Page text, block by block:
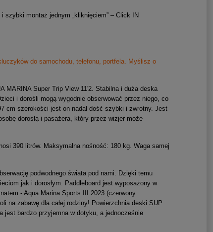
montaż jednym „kliknięciem” – Click IN
do samochodu, telefonu, portfela. Myślisz o
MARINA Super Trip View 11'2. Stabilna i duża deska
i dorośli mogą wygodnie obserwować przez niego, co
cm szerokości jest on nadal dość szybki i zwrotny. Jest
dorosłą i pasażera, który przez wizjer może
390 litrów. Maksymalna nośność: 180 kg. Waga samej
podwodnego świata pod nami. Dzięki temu
jak i dorosłym. Paddleboard jest wyposażony w
- Aqua Marina Sports III 2023 (czerwony
na zabawę dla całej rodziny! Powierzchnia deski SUP
jest bardzo przyjemna w dotyku, a jednocześnie